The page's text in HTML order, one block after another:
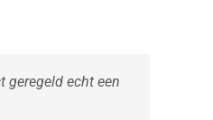
geregeld echt een